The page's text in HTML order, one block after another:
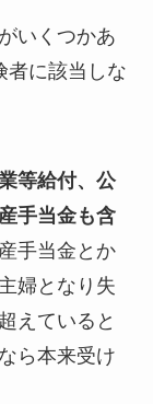
いくつかあ
者に該当しな
等給付、公
手当金も含
手当金とか
婦となり失
えていると
ら本来受け